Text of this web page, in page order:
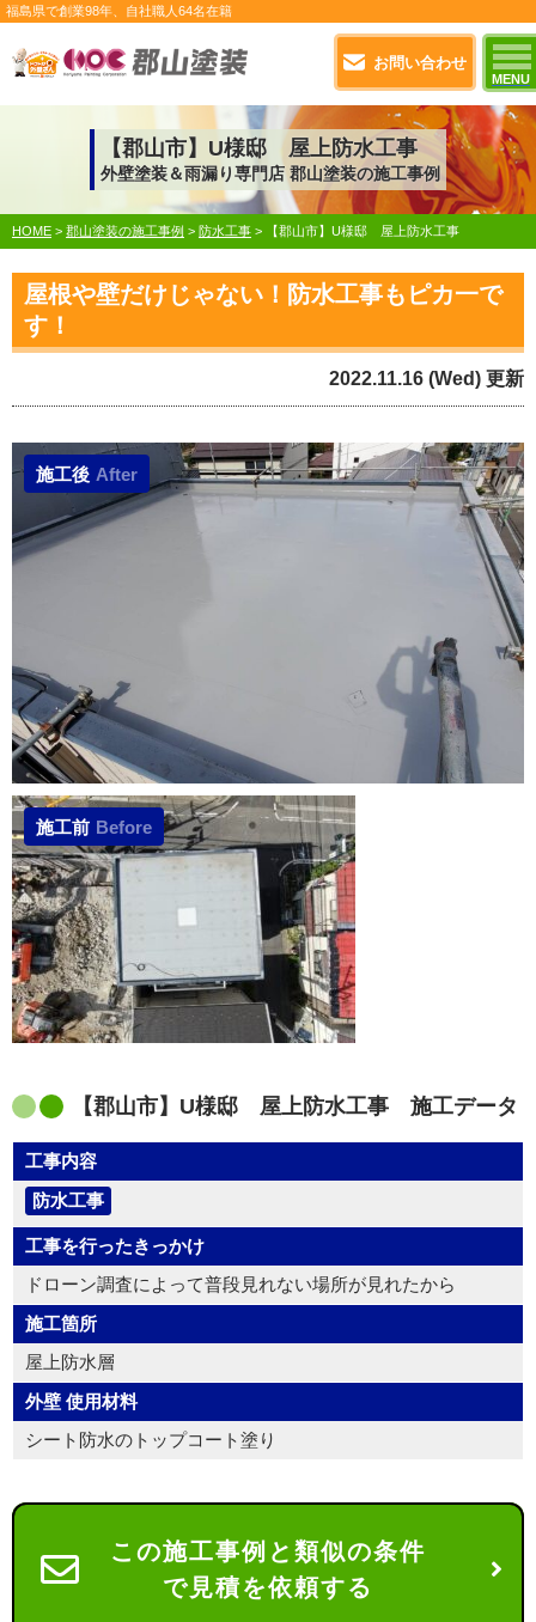
お問い合わせ
MENU
福島県で創業98年 、自社職人 64名在籍
【郡山市】U様邸 屋上防水工事
外壁塗装＆雨漏り専門店 郡山塗装の施工事例
HOME > 郡山塗装の施工事例 > 防水工事 > 【郡山市】U様邸 屋上防水工事
屋根や壁だけじゃない！防水工事もピカ一で
す！
2022.11.16 (Wed) 更新
施工後 After
施工前 Before
【郡山市】U様邸 屋上防水工事 施工データ
工事内容
防水工事
工事を行ったきっかけ
ドローン調査によって普段見れない場所が見れたから
施工箇所
屋上防水層
外壁 使用材料
シート防水のトップコート塗り
この施工事例と類似の条件
で見積を依頼する